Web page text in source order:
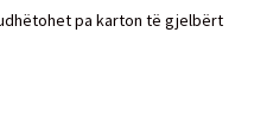
pa karton të gjelbërt